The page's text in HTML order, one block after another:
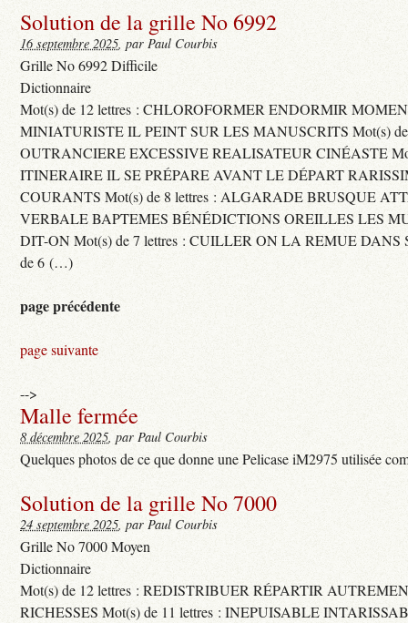
Solution de la grille No 6992
16 septembre 2025, par Paul Courbis
Grille No 6992 Difficile
Dictionnaire
Mot(s) de 12 lettres : CHLOROFORMER ENDORMIR
MINIATURISTE IL PEINT SUR LES MANUSCRITS Mot(s) de
OUTRANCIERE EXCESSIVE REALISATEUR CINÉASTE
ITINERAIRE IL SE PRÉPARE AVANT LE DÉPART
COURANTS Mot(s) de 8 lettres : ALGARADE BRUSQUE
VERBALE BAPTEMES BÉNÉDICTIONS OREILLES LES
DIT-ON Mot(s) de 7 lettres : CUILLER ON LA REMUE DANS
de 6 (…)
page précédente
page suivante
-->
Malle fermée
8 décembre 2025, par Paul Courbis
Quelques photos de ce que donne une Pelicase iM2975 utilisée
Solution de la grille No 7000
24 septembre 2025, par Paul Courbis
Grille No 7000 Moyen
Dictionnaire
Mot(s) de 12 lettres : REDISTRIBUER RÉPARTIR
RICHESSES Mot(s) de 11 lettres : INEPUISABLE